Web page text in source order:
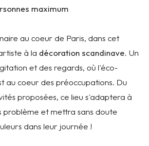
maximum
au coeur de Paris, dans cet
à la décoration scandinave. Un
et des regards, où l'éco-
au coeur des préoccupations. Du
proposées, ce lieu s'adaptera à
problème et mettra sans doute
dans leur journée !